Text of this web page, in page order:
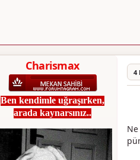
Charismax
Ben kendimle uğraşırken,
arada kaynarsınız..
4